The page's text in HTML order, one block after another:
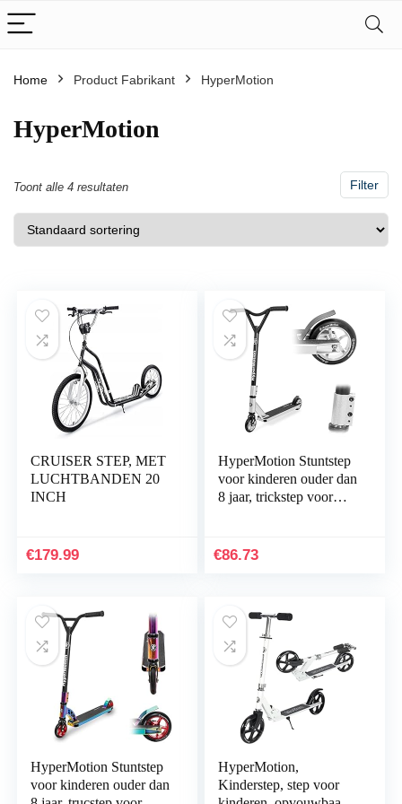
Home Product Fabrikant ‎HyperMotion
‎HyperMotion
Filter
Toont alle 4 resultaten
CRUISER STEP, MET
LUCHTBANDEN 20
INCH
€179.99
HyperMotion Stuntstep
voor kinderen ouder dan
8 jaar, trickstep voor
step…
€86.73
HyperMotion Stuntstep
voor kinderen ouder dan
HyperMotion,
Kinderstep, step voor